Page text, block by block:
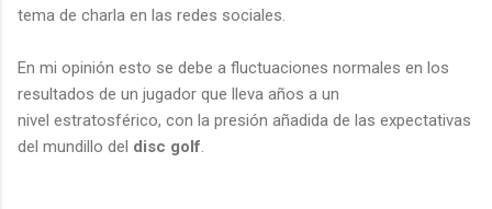
tema de charla en las redes sociales.
En mi opinión esto se debe a fluctuaciones normales en los
resultados de un jugador que lleva años a un
nivel estratosférico, con la presión añadida de las expectativas
del mundillo del disc golf